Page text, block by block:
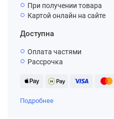
При получении товара
Картой онлайн на сайте
Доступна
Оплата частями
Рассрочка
Подробнее